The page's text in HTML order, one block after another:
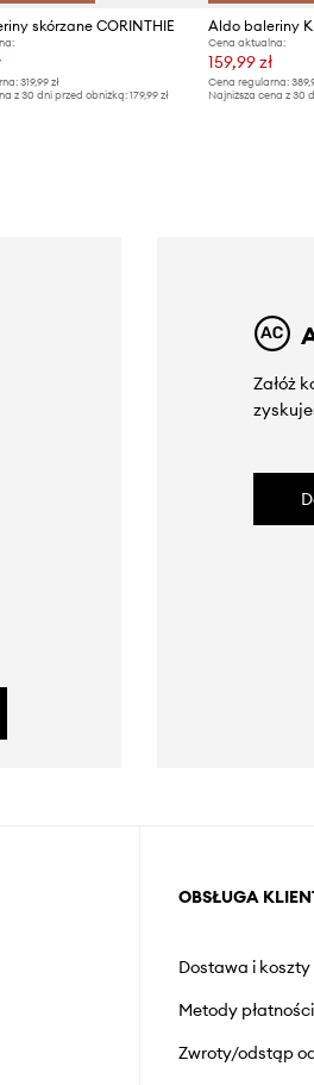
skórzane CORINTHIE
319,99 zł
z 30 dni przed obniżką: 179,99 zł
Aldo baleriny
Cena aktualna:
159,99 zł
Cena regularna:
Najniższa cena z 30
Załóż
OBSŁUGA
Dostawa i koszty
Metody płatności
Zwroty/odstąp